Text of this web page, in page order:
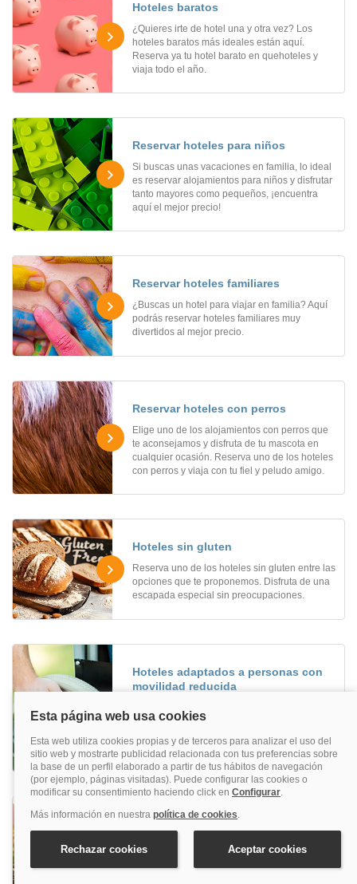
Hoteles baratos
¿Quieres irte de hotel una y otra vez? Los
hoteles baratos más ideales están aquí.
Reserva ya tu hotel barato en quehoteles y
viaja todo el año.
Reservar hoteles para niños
Si buscas unas vacaciones en familia, lo ideal
es reservar alojamientos para niños y disfrutar
tanto mayores como pequeños, ¡encuentra
aquí el mejor precio!
Reservar hoteles familiares
¿Buscas un hotel para viajar en familia? Aquí
podrás reservar hoteles familiares muy
divertidos al mejor precio.
Reservar hoteles con perros
Elige uno de los alojamientos con perros que
te aconsejamos y disfruta de tu mascota en
cualquier ocasión. Reserva uno de los hoteles
con perros y viaja con tu fiel y peludo amigo.
Hoteles sin gluten
Reserva uno de los hoteles sin gluten entre las
opciones que te proponemos. Disfruta de una
escapada especial sin preocupaciones.
Hoteles adaptados a personas con
movilidad reducida
personas con movilidad reducida? Aquí
encontrarás los hoteles adaptados ideales
para ti.
¿Te apetece una escapada activa en plena
para hacer senderismo.